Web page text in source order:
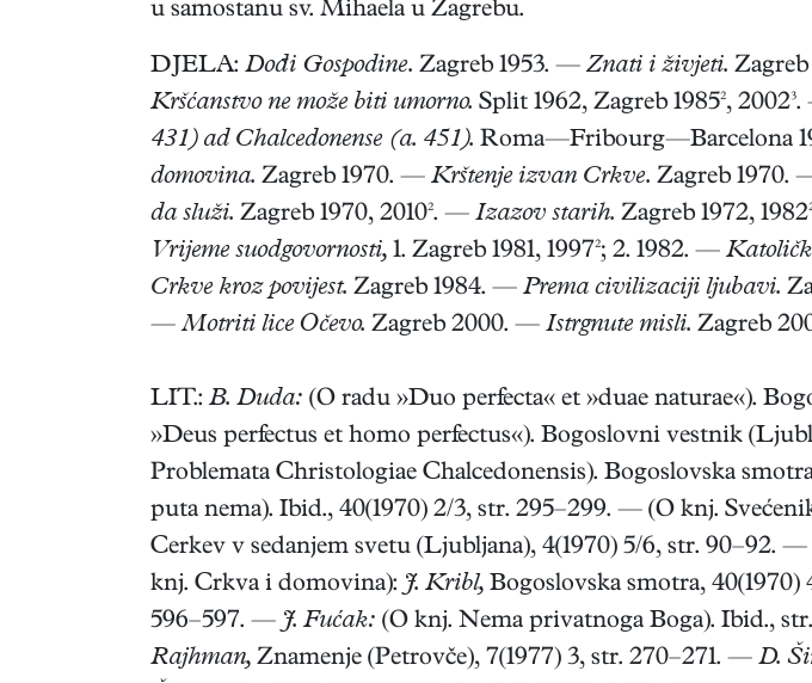
u samostanu sv. Mihaela u Zagrebu.
DJELA: Dođi Gospodine. Zagreb 1953. —Znati i živjeti.
Kršćanstvo ne može biti umorno. Split 1962, Zagreb 1985²,
431) ad Chalcedonense (a. 451). Roma—Fribourg—Barcelona
domovina. Zagreb 1970. — Krštenje izvan Crkve. Zagreb 1970.
da služi. Zagreb 1970, 2010². — Izazov starih. Zagreb 1972,
Vrijeme suodgovornosti, 1. Zagreb 1981, 1997²; 2. 1982. —
Crkve kroz povijest. Zagreb 1984. — Prema civilizaciji ljubavi.
—Motriti lice Očevo. Zagreb 2000. — Istrgnute misli. Zagreb
LIT.: B. Duda: (O radu »Duo perfecta« et »duae naturae«).
»Deus perfectus et homo perfectus«). Bogoslovni vestnik
Problemata Christologiae Chalcedonensis). Bogoslovska
puta nema). Ibid., 40(1970) 2/3, str. 295–299. — (O knj.
Cerkev v sedanjem svetu (Ljubljana), 4(1970) 5/6, str. 90–92. —
knj. Crkva i domovina):J. Kribl, Bogoslovska smotra,
596–597. —J. Fućak: (O knj. Nema privatnoga Boga). Ibid.,
Rajhman, Znamenje (Petrovče), 7(1977) 3, str. 270–271. — D.